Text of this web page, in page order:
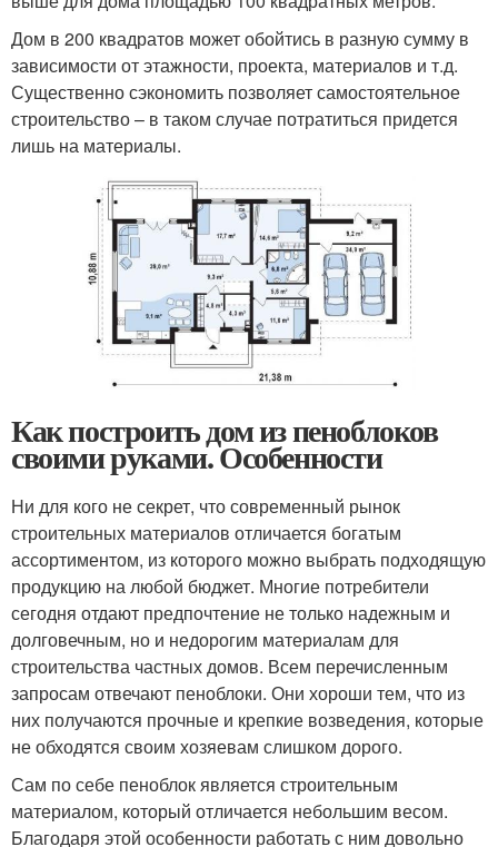
Дом в 200 квадратов может обойтись в разную сумму в
зависимости от этажности, проекта, материалов и т.д.
Существенно сэкономить позволяет самостоятельное
строительство – в таком случае потратиться придется
лишь на материалы.
Как построить дом из пеноблоков
своими руками. Особенности
Ни для кого не секрет, что современный рынок
строительных материалов отличается богатым
ассортиментом, из которого можно выбрать подходящую
продукцию на любой бюджет. Многие потребители
сегодня отдают предпочтение не только надежным и
долговечным, но и недорогим материалам для
строительства частных домов. Всем перечисленным
запросам отвечают пеноблоки. Они хороши тем, что из
них получаются прочные и крепкие возведения, которые
не обходятся своим хозяевам слишком дорого.
Сам по себе пеноблок является строительным
материалом, который отличается небольшим весом.
Благодаря этой особенности работать с ним довольно